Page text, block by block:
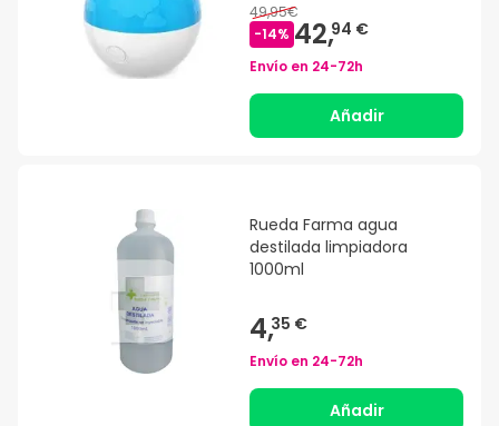
49,95€
-14% 42,94 €
Envío en 24-72h
Añadir
Rueda Farma agua
destilada limpiadora
1000ml
4,35 €
Envío en 24-72h
Añadir